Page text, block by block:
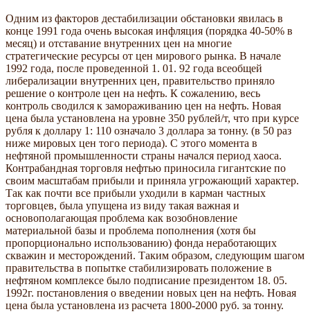
Одним из факторов дестабилизации обстановки явилась в
конце 1991 года очень высокая инфляция (порядка 40-50% в
месяц) и отставание внутренних цен на многие
стратегические ресурсы от цен мирового рынка. В начале
1992 года, после проведенной 1. 01. 92 года всеобщей
либерализации внутренних цен, правительство приняло
решение о контроле цен на нефть. К сожалению, весь
контроль сводился к замораживанию цен на нефть. Новая
цена была установлена на уровне 350 рублей/т, что при курсе
рубля к доллару 1: 110 означало 3 доллара за тонну. (в 50 раз
ниже мировых цен того периода). С этого момента в
нефтяной промышленности страны начался период хаоса.
Контрабандная торговля нефтью приносила гигантские по
своим масштабам прибыли и приняла угрожающий характер.
Так как почти все прибыли уходили в карман частных
торговцев, была упущена из виду такая важная и
основополагающая проблема как возобновление
материальной базы и проблема пополнения (хотя бы
пропорционально использованию) фонда неработающих
скважин и месторождений. Таким образом, следующим шагом
правительства в попытке стабилизировать положение в
нефтяном комплексе было подписание президентом 18. 05.
1992г. постановления о введении новых цен на нефть. Новая
цена была установлена из расчета 1800-2000 руб. за тонну.